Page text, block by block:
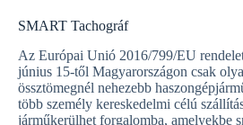
SMART Tachográf
Az Európai Unió 2016/799/EU
június 15-től Magyarországon csak
össztömegnél nehezebb
több személy kereskedelmi célú
járműkerülhet forgalomba, amelyekbe